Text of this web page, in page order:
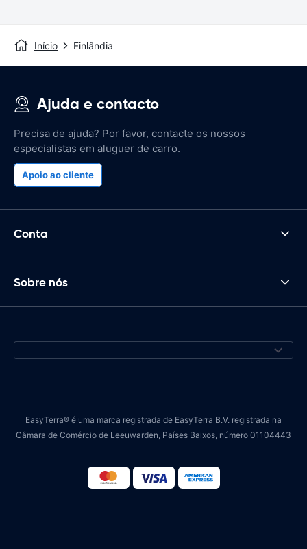
Início Finlândia
Ajuda e contacto
Precisa de ajuda? Por favor, contacte os nossos
especialistas em aluguer de carro.
Apoio ao cliente
Conta
Sobre nós
EasyTerra® é uma marca registrada de EasyTerra B.V. registrada na
Câmara de Comércio de Leeuwarden, Países Baixos, número 01104443